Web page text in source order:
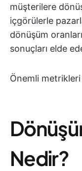
müşterilere
içgörülerle
dönüşüm
sonuçları elde
Önemli
Nedir?